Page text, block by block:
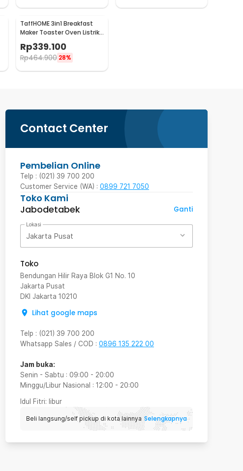
TaffHOME 3in1 Breakfast
Maker Toaster Oven Listrik
Mesin Kopi 1050W - JH-801
Rp339.100
Rp464.900 28%
Contact Center
Pembelian Online
Telp : (021) 39 700 200
Customer Service (WA) : 0899 721 7050
Toko Kami
Jabodetabek
Ganti
Lokasi
Jakarta Pusat
Toko
Bendungan Hilir Raya Blok G1 No. 10
Jakarta Pusat
DKI Jakarta 10210
Lihat google maps
Telp : (021) 39 700 200
Whatsapp Sales / COD : 0896 135 222 00
Jam buka:
Senin - Sabtu : 09:00 - 20:00
Minggu/Libur Nasional : 12:00 - 20:00
Idul Fitri: libur
Beli langsung/self pickup di kota lainnya Selengkapnya